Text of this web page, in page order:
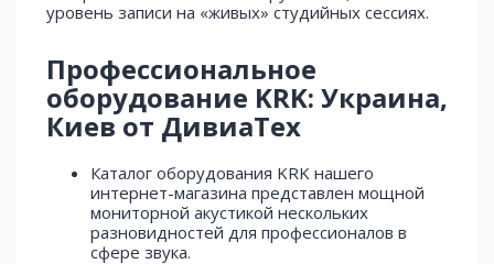
уровень записи на «живых» студийных сессиях.
Профессиональное
оборудование KRK: Украина,
Киев от ДивиаТех
Каталог оборудования KRK нашего
интернет-магазина представлен мощной
мониторной акустикой нескольких
разновидностей для профессионалов в
сфере звука.